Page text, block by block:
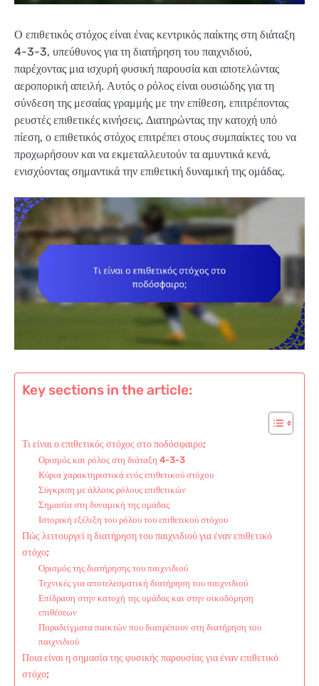
Ο επιθετικός στόχος είναι ένας κεντρικός παίκτης στη διάταξη
4-3-3, υπεύθυνος για τη διατήρηση του παιχνιδιού,
παρέχοντας μια ισχυρή φυσική παρουσία και αποτελώντας
αεροπορική απειλή. Αυτός ο ρόλος είναι ουσιώδης για τη
σύνδεση της μεσαίας γραμμής με την επίθεση, επιτρέποντας
ρευστές επιθετικές κινήσεις. Διατηρώντας την κατοχή υπό
πίεση, ο επιθετικός στόχος επιτρέπει στους συμπαίκτες του να
προχωρήσουν και να εκμεταλλευτούν τα αμυντικά κενά,
ενισχύοντας σημαντικά την επιθετική δυναμική της ομάδας.
Key sections in the article:
Τι είναι ο επιθετικός στόχος στο ποδόσφαιρο;
Ορισμός και ρόλος στη διάταξη 4-3-3
Κύρια χαρακτηριστικά ενός επιθετικού στόχου
Σύγκριση με άλλους ρόλους επιθετικών
Σημασία στη δυναμική της ομάδας
Ιστορική εξέλιξη του ρόλου του επιθετικού στόχου
Πώς λειτουργεί η διατήρηση του παιχνιδιού για έναν επιθετικό
στόχο;
Ορισμός της διατήρησης του παιχνιδιού
Τεχνικές για αποτελεσματική διατήρηση του παιχνιδιού
Επίδραση στην κατοχή της ομάδας και στην οικοδόμηση
επιθέσεων
Παραδείγματα παικτών που διαπρέπουν στη διατήρηση του
παιχνιδιού
Ποια είναι η σημασία της φυσικής παρουσίας για έναν επιθετικό
στόχο;